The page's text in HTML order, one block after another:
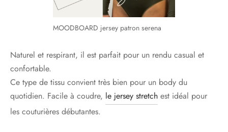
MOODBOARD jersey patron serena
Naturel et respirant, il est parfait pour un rendu casual et
confortable.
Ce type de tissu convient très bien pour un body du
quotidien. Facile à coudre, le jersey stretch est idéal pour
les couturières débutantes.